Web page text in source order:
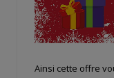
Ainsi cette offre